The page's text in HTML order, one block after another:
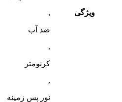
ویژگی
,
ضد آب
,
کرنومتر
,
نور پس زمینه